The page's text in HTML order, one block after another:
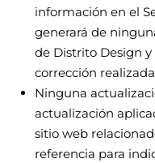
información en el
generará de
de Distrito Design
corrección
Ninguna
actualización
sitio web
referencia para